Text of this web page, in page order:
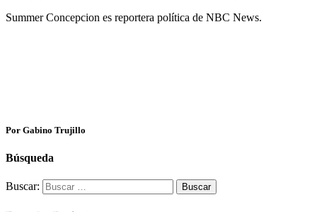
Summer Concepcion es reportera política de NBC News.
Por Gabino Trujillo
Búsqueda
Buscar: